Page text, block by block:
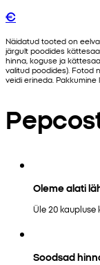
€
Näidatud tooted on
järgult poodides
hinna, koguse ja
valitud poodides). Fotod
veidi erineda.
Oleme alati
Üle 20 kaupluse
Soodsad